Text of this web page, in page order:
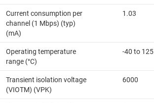
Current consumption per
channel (1 Mbps) (typ)
(mA)
1.03
Operating temperature
range (°C)
-40 to 125
Transient isolation voltage
(VIOTM) (VPK)
6000